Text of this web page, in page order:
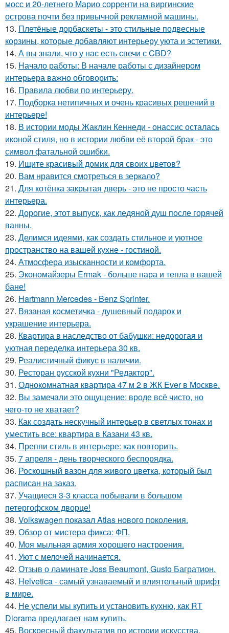
мосс и 20-летнего Марио сорренти на виргинские
острова почти без привычной рекламной машины.
13. Плетёные дорбаскеты - это стильные подвесные
корзины, которые добавляют интерьеру уюта и эстетики.
14. А вы знали, что у нас есть свечи с CBD?
15. Начало работы: В начале работы с дизайнером
интерьера важно обговорить:
16. Правила любви по интеpьеpу.
17. Подборка нетипичных и очень красивых решений в
интерьере!
18. В истории моды Жаклин Кеннеди - онассис осталась
иконой стиля, но в истории любви её второй брак - это
символ фатальной ошибки.
19. Ищите красивый домик для своих цветов?
20. Вам нравится смотреться в зеркало?
21. Для котёнка закрытая дверь - это не просто часть
интерьера.
22. Дорогие, этот выпуск, как ледяной душ после горячей
ванны.
23. Делимся идеями, как создать стильное и уютное
пространство на вашей кухне - гостиной.
24. Атмосфера изысканности и комфорта.
25. Экономайзеры Ermak - больше пара и тепла в вашей
бане!
26. Hartmann Mercedes - Benz Sprinter.
27. Вязаная косметичка - душевный подарок и
украшение интерьера.
28. Квартира в наследство от бабушки: недорогая и
уютная переделка интерьера 30 кв.
29. Реалистичный фикус в наличии.
30. Ресторан русской кухни "Редактор".
31. Однокомнатная квартира 47 м 2 в ЖК Ever в Москве.
32. Вы замечали это ощущение: вроде всё чисто, но
чего-то не хватает?
33. Как создать нескучный интерьер в светлых тонах и
уместить все: квартира в Казани 43 кв.
34. Преппи стиль в интерьере: как повторить.
35. 7 апреля - день творческого беспорядка.
36. Роскошный вазон для живого цветка, который был
расписан на заказ.
37. Учащиеся 3-3 класса побывали в большом
петергофском дворце!
38. Volkswagen показал Atlas нового поколения.
39. Обзор от мистера фикса: ФП.
40. Моя мыльная армия хорошего настроения.
41. Уют с мелочей начинается.
42. Отзыв о ламинате Joss Beaumont, Gusto Багратион.
43. Helvetica - самый узнаваемый и влиятельный шрифт
в мире.
44. Не успели мы купить и установить кухню, как RT
Diorama предлагает нам купить.
45. Воскресный факультатив по истории искусства.